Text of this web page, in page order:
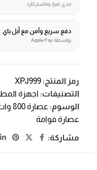
مدى، فيزا، وماستركارد
دفع سريع وآمن مع أبل باي
بواسطة Apple Pay
رمز المنتج: XPJ999
التصنيفات: اجهزة
الوسوم: عصارة 800 وات
عصارة فوامة
مشاركة: